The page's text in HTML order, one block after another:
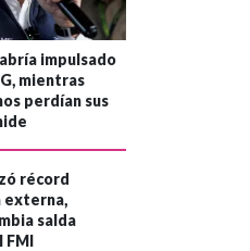
impulsado
mientras
perdían sus
récord
externa,
salda
FMI